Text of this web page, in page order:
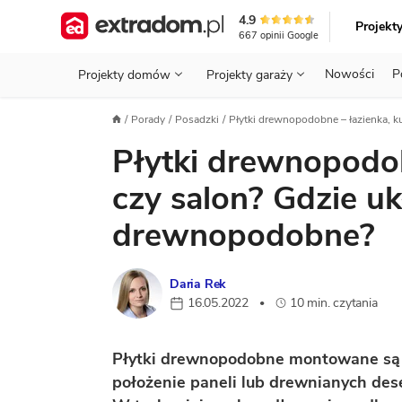
4.9
667 opinii Google
Projekty domów Projekty garaży Nowości
Projekty domów Projekty garaży
Parterowe Piętrowe do 70 m²
KONDYGNACJE
POWIERZCHNIA
DACH
STYL
ZABUDOWA
ENERGOOSZCZĘDNOŚĆ
DODATKOWE ELEMENTY
STANOWISKA
DACH
Zobacz wszystkie kategorie
PRZED BUDOWĄ - ETAP 1
Działka
WYBIERAM PROJEKT - ETAP 2
BUDUJĘ DOM - ETAP 3
URZĄDZAM DOM - ETAP 4
PRZEPISY I FORMALNOŚCI
FINANSE I KOSZTY
OZE
PLEBISCYT EXTRAPROJEKT
AKADEMIA EXTRADOM.PL
Porady Posadzki Płytki drewnopodobne – łazienka,
Płytki
czy salon? Gdzie
drewnopodobne?
Daria Rek
16.05.2022
• 10 min. czytania
Płytki drewnopodobne montowane
położenie paneli lub drewnianych